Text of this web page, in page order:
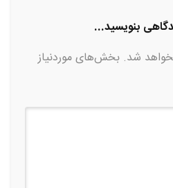
بنویسید...
شد. بخش‌های موردنیاز